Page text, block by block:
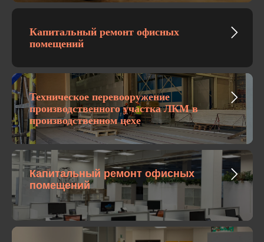
Капитальный ремонт офисных
помещений
Техническое перевооружение
производственного участка ЛКМ в
производственном цехе
Капитальный ремонт офисных
помещений